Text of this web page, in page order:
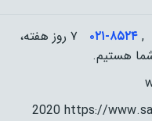
,۰۲۱-۸۵۲۴
۷ روز هفته،
2020 https://